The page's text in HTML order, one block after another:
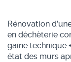
Rénovation
en déchèterie
gaine technique
état des murs